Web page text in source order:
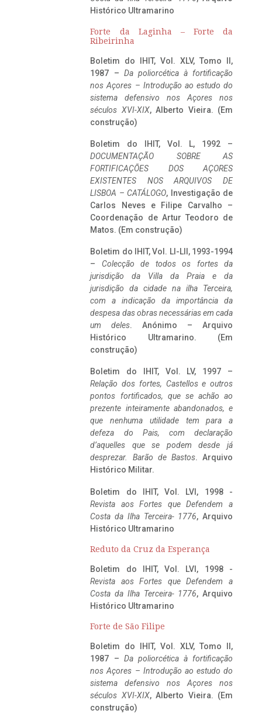
Histórico Ultramarino
Forte da Laginha – Forte da
Ribeirinha
Boletim do IHIT, Vol. XLV, Tomo II,
1987 – Da poliorcética à fortificação
nos Açores – Introdução ao estudo do
sistema defensivo nos Açores nos
séculos XVI-XIX, Alberto Vieira. (Em
construção)
Boletim do IHIT, Vol. L, 1992 –
DOCUMENTAÇÃO SOBRE AS
FORTIFICAÇÕES DOS AÇORES
EXISTENTES NOS ARQUIVOS DE
LISBOA – CATÁLOGO, Investigação de
Carlos Neves e Filipe Carvalho –
Coordenação de Artur Teodoro de
Matos. (Em construção)
Boletim do IHIT, Vol. LI-LII, 1993-1994
– Colecção de todos os fortes da
jurisdição da Villa da Praia e da
jurisdição da cidade na ilha Terceira,
com a indicação da importância da
despesa das obras necessárias em cada
um deles. Anónimo – Arquivo
Histórico Ultramarino. (Em
construção)
Boletim do IHIT, Vol. LV, 1997 –
Relação dos fortes, Castellos e outros
pontos fortificados, que se achão ao
prezente inteiramente abandonados, e
que nenhuma utilidade tem para a
defeza do Pais, com declaração
d’aquelles que se podem desde já
desprezar. Barão de Bastos. Arquivo
Histórico Militar.
Boletim do IHIT, Vol. LVI, 1998 -
Revista aos Fortes que Defendem a
Costa da Ilha Terceira- 1776, Arquivo
Histórico Ultramarino
Reduto da Cruz da Esperança
Boletim do IHIT, Vol. LVI, 1998 -
Revista aos Fortes que Defendem a
Costa da Ilha Terceira- 1776, Arquivo
Histórico Ultramarino
Forte de São Filipe
Boletim do IHIT, Vol. XLV, Tomo II,
1987 – Da poliorcética à fortificação
nos Açores – Introdução ao estudo do
sistema defensivo nos Açores nos
séculos XVI-XIX, Alberto Vieira. (Em
construção)